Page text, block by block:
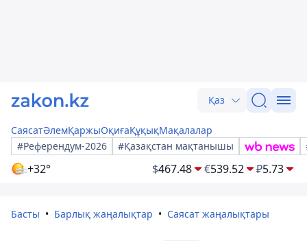
Қаз
СаясатӘлемҚаржыОқиғаҚұқықМақалалар
#Референдум-2026
#Қазақстан мақтанышы
+32° $467.48 €539.52 ₽5.73
Басты Барлық жаңалықтар Саясат жаңалықтары